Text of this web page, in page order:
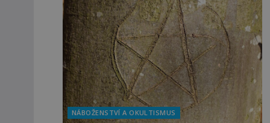
NÁBOŽENSTVÍ A OKULTISMUS